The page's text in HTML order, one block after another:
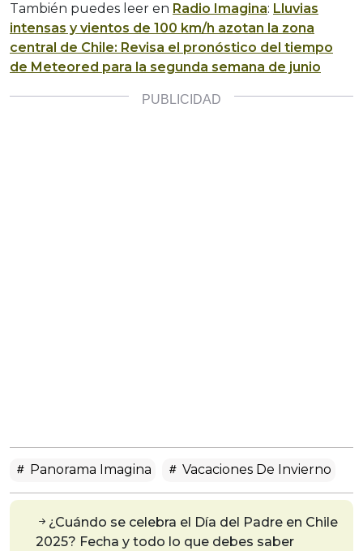
También puedes leer en Radio Imagina: Lluvias
intensas y vientos de 100 km/h azotan la zona
central de Chile: Revisa el pronóstico del tiempo
de Meteored para la segunda semana de junio
Panorama Imagina Vacaciones De Invierno
¿Cuándo se celebra el Día del Padre en Chile
2025? Fecha y todo lo que debes saber